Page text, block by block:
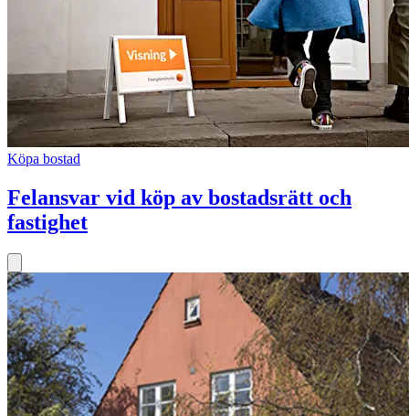
Köpa bostad
Felansvar vid köp av bostadsrätt och
fastighet